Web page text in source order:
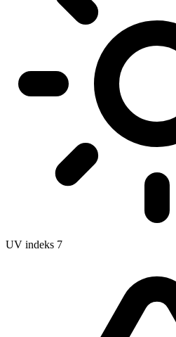
UV indeks 7